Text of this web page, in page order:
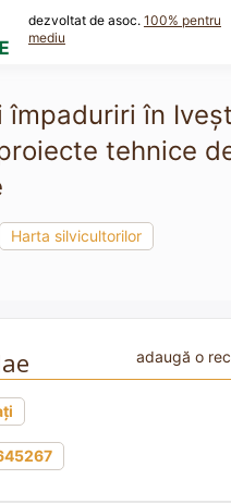
dezvoltat de asoc. 100% pentru
mediu
împaduriri în
tehnice
Harta silvicultorilor
adaugă o